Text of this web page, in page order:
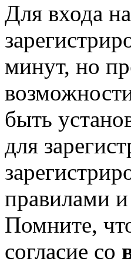
Для входа
минут, но
быть
для
правилами
Помните,
согласие со